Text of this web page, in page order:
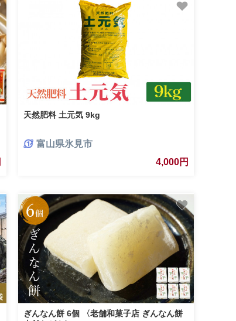
天然肥料 土元気 9kg
富山県氷見市
4,000円
ぎんなん餅 6個 〈老舗和菓子店 ぎんなん餅